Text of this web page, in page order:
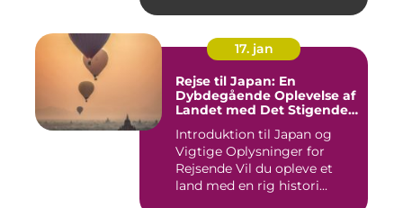
17. jan
Rejse til Japan: En
Dybdegående Oplevelse af
Landet med Det Stigende
Introduktion til Japan og
Vigtige Oplysninger for
Rejsende Vil du opleve et
land med en rig histori...